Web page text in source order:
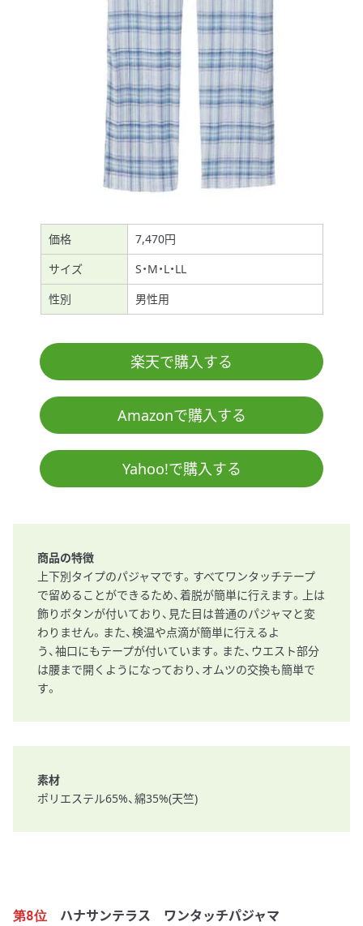
価格
7,470円
サイズ
S・M・L・LL
性別
男性用
楽天で購入する
Amazonで購入する
Yahoo!で購入する
商品の特徴
上下別タイプのパジャマです。すべてワンタッチテープ
で留めることができるため、着脱が簡単に行えます。上は
飾りボタンが付いており、見た目は普通のパジャマと変
わりません。また、検温や点滴が簡単に行えるよ
う、袖口にもテープが付いています。また、ウエスト部分
は腰まで開くようになっており、オムツの交換も簡単で
す。
素材
ポリエステル65%、綿35%(天竺)
第8位 ハナサンテラス ワンタッチパジャマ